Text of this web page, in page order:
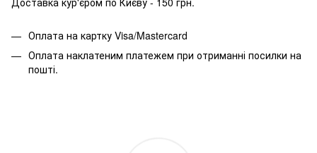
Оплата на картку Visa/Mastercard
Оплата наклатеним платежем при отриманні посилки на
пошті.